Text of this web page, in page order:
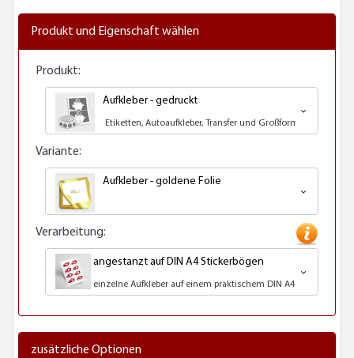
Produkt und Eigenschaft wählen
Produkt:
Aufkleber - gedruckt
Etiketten, Autoaufkleber, Transfer und Großformatdruck
Variante:
Aufkleber - goldene Folie
Verarbeitung:
angestanzt auf DIN A4 Stickerbögen
einzelne Aufkleber auf einem praktischem DIN A4 Bogen
zusätzliche Optionen